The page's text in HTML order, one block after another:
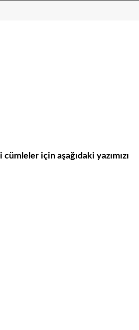
için aşağıdaki yazımızı